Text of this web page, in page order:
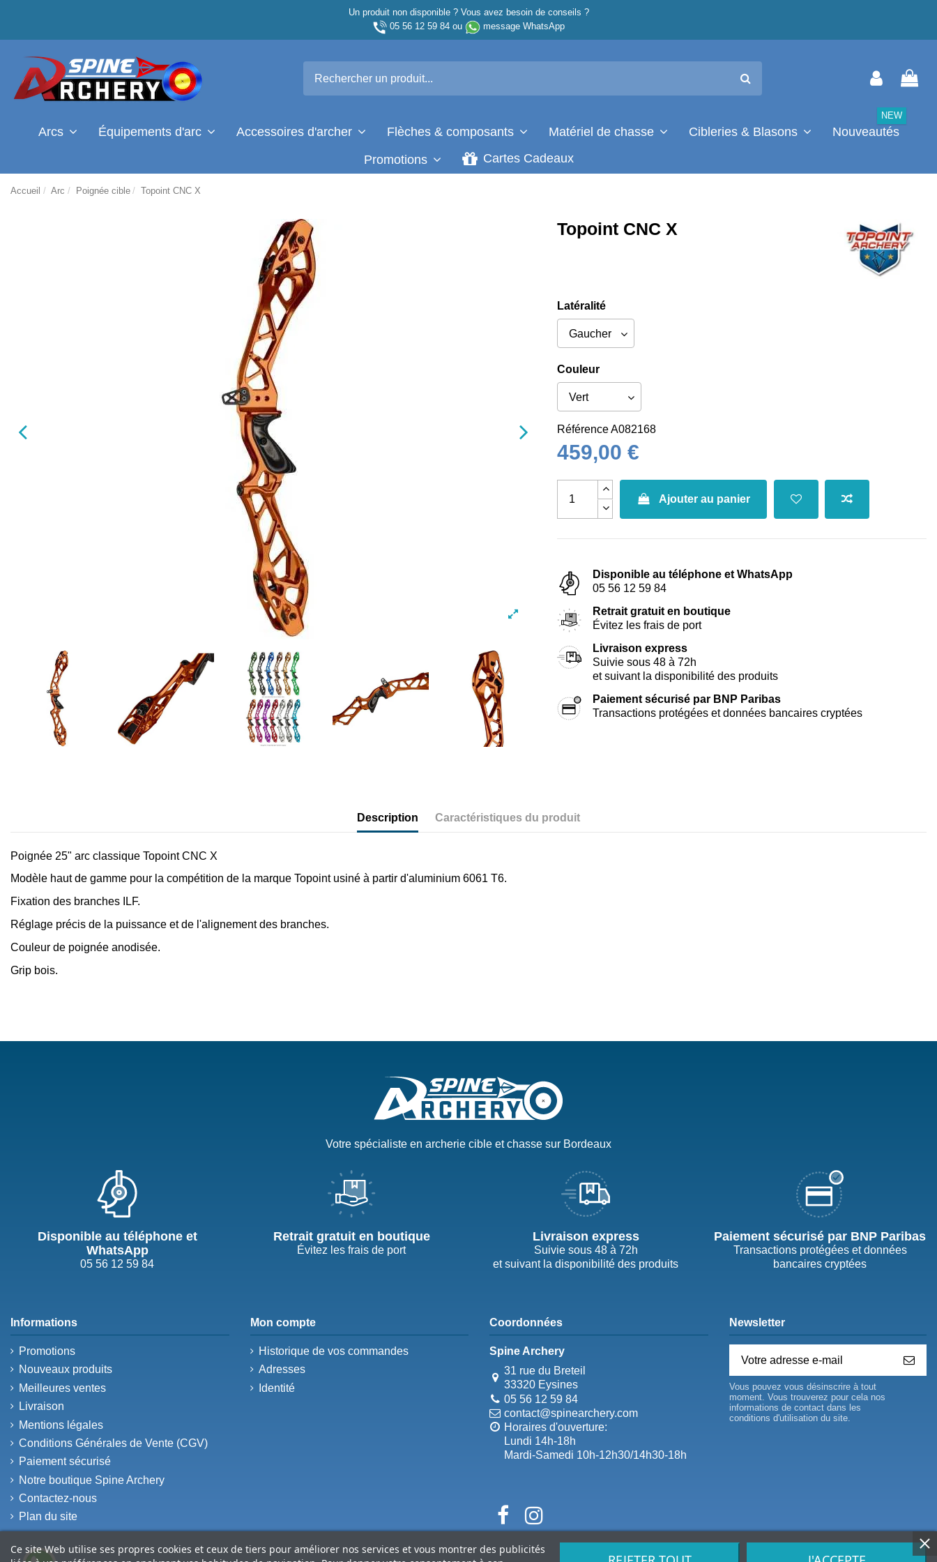
Un produit non disponible ? Vous avez besoin de conseils ?
05 56 12 59 84ou message WhatsApp
Arcs Équipements d'arc Accessoires d'archer Flèches & composants Matériel de chasse Cibleries & Blasons Nouveautés
NEW
Promotions Cartes Cadeaux
Accueil Arc Poignée cible Topoint CNC X
Topoint CNC X
Latéralité
Couleur
RéférenceA082168
459,00 €
Ajouter au panier
Disponible au téléphone et WhatsApp
05 56 12 59 84
Retrait gratuit en boutique
Évitez les frais de port
Livraison express
Suivie sous 48 à 72h
et suivant la disponibilité des produits
Paiement sécurisé par BNP Paribas
Transactions protégées et données bancaires cryptées
Description Caractéristiques du produit
Poignée 25" arc classique Topoint CNC X
Modèle haut de gamme pour la compétition de la marque Topoint usiné à partir d'aluminium 6061 T6.
Fixation des branches ILF.
Réglage précis de la puissance et de l'alignement des branches.
Couleur de poignée anodisée.
Grip bois.
Votre spécialiste en archerie cible et chasse sur Bordeaux
Disponible au téléphone et
WhatsApp
05 56 12 59 84
Retrait gratuit en boutique
Évitez les frais de port
Livraison express
Suivie sous 48 à 72h
et suivant la disponibilité des produits
Paiement sécurisé par BNP Paribas
Transactions protégées et données
bancaires cryptées
Informations
Promotions
Nouveaux produits
Meilleures ventes
Livraison
Mentions légales
Conditions Générales de Vente (CGV)
Paiement sécurisé
Notre boutique Spine Archery
Contactez-nous
Plan du site
Mon compte
Historique de vos commandes
Adresses
Identité
Coordonnées
Spine Archery
31 rue du Breteil
33320 Eysines
05 56 12 59 84
contact@spinearchery.com
Horaires d'ouverture:
Lundi 14h-18h
Mardi-Samedi 10h-12h30/14h30-18h
Ce site Web utilise ses propres cookies et ceux de tiers pour améliorer nos services et vous montrer des publicités
Newsletter
Vous pouvez vous désinscrire à tout
moment. Vous trouverez pour cela nos
informations de contact dans les
conditions d'utilisation du site.